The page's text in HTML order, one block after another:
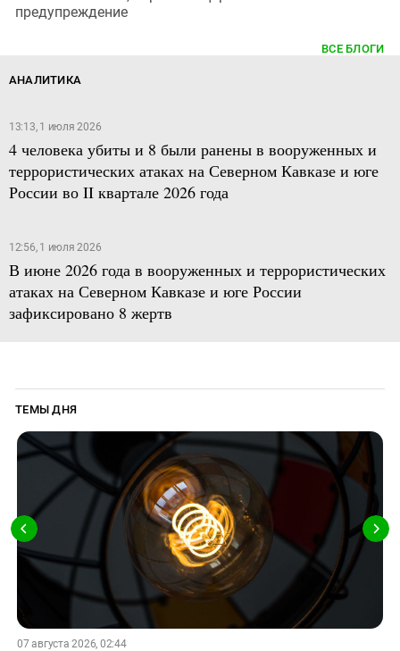
предупреждение
ВСЕ БЛОГИ
АНАЛИТИКА
13:13, 1 июля 2026
4 человека убиты и 8 были ранены в вооруженных и
террористических атаках на Северном Кавказе и юге
России во II квартале 2026 года
12:56, 1 июля 2026
В июне 2026 года в вооруженных и террористических
атаках на Северном Кавказе и юге России
зафиксировано 8 жертв
ТЕМЫ ДНЯ
07 августа 2026, 02:44